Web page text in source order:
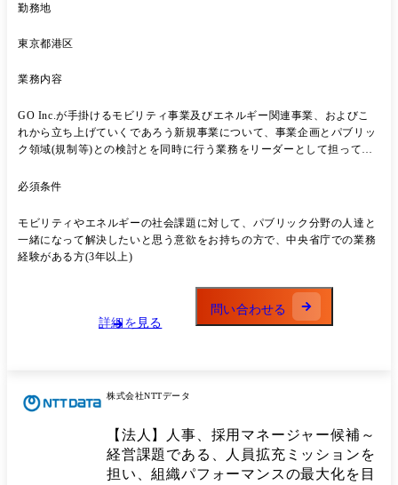
勤務地
東京都港区
業務内容
GO Inc.が手掛けるモビリティ事業及びエネルギー関連事業、およびこ
れから立ち上げていくであろう新規事業について、事業企画とパブリッ
ク領域(規制等)との検討とを同時に行う業務をリーダーとして担ってい
エネルギー関連事業のパブリック領域(規制等)も含めた事業戦略立案 ◯
◯外部パートナー様との協業案件における各種推進業務 適性によって以
下の業務を担当いただくことがございます。 ◯あるべき規制等に向けた
政府・自治体調整 ◯モビリティ及びエネルギー関連事業の補助金・政府
れるパブリック領域において、質・量が圧倒的に不足している状態を解
消したい。 具体的には、各領域のリーダーとともに担当するプロジェク
トの推進を主体的に担っていただきたい。 ●組織情報 社長直下組織とし
必須条件
モビリティやエネルギーの社会課題に対して、パブリック分野の人達と
一緒になって解決したいと思う意欲をお持ちの方で、中央省庁での業務
経験がある方(3年以上)
詳細を見る
問い合わせる
株式会社NTTデータ
【法人】人事、採用マネージャー候補～
経営課題である、人員拡充ミッションを
担い、組織パフォーマンスの最大化を目